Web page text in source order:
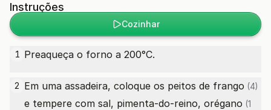
Instruções
Cozinhar
1 Preaqueça o forno a 200°C.
2 Em uma assadeira, coloque os peitos de frango (4)
e tempere com sal, pimenta-do-reino, orégano (1